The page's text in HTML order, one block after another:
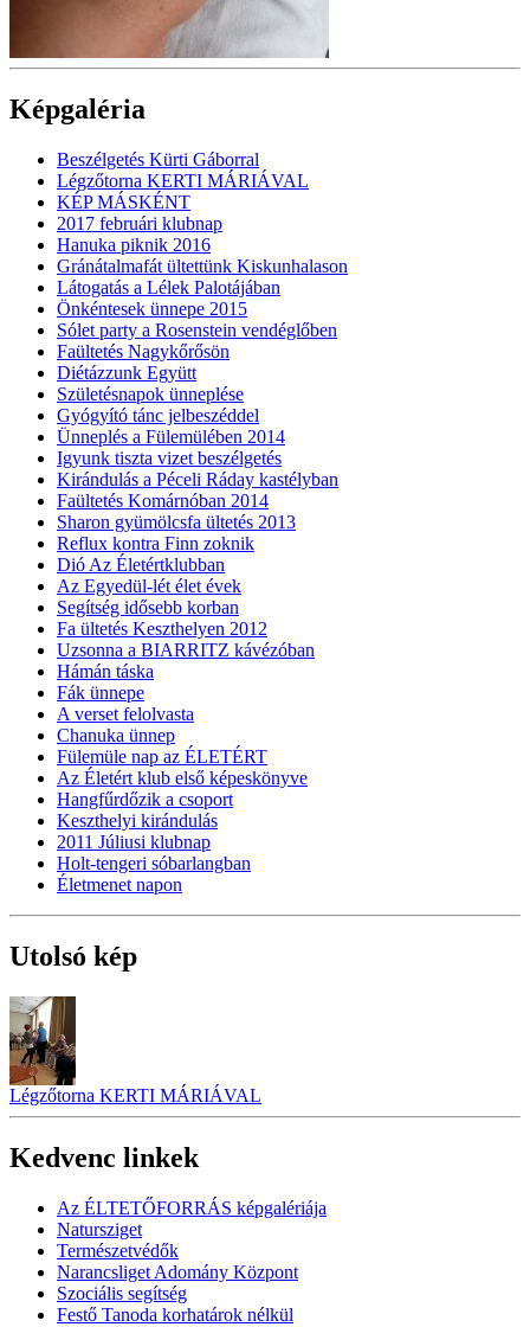
Képgaléria
Beszélgetés Kürti Gáborral
Légzőtorna KERTI MÁRIÁVAL
KÉP MÁSKÉNT
2017 februári klubnap
Hanuka piknik 2016
Gránátalmafát ültettünk Kiskunhalason
Látogatás a Lélek Palotájában
Önkéntesek ünnepe 2015
Sólet party a Rosenstein vendéglőben
Faültetés Nagykőrősön
Diétázzunk Együtt
Születésnapok ünneplése
Gyógyító tánc jelbeszéddel
Ünneplés a Fülemülében 2014
Igyunk tiszta vizet beszélgetés
Kirándulás a Péceli Ráday kastélyban
Faültetés Komárnóban 2014
Sharon gyümölcsfa ültetés 2013
Reflux kontra Finn zoknik
Dió Az Életértklubban
Az Egyedül-lét élet évek
Segítség idősebb korban
Fa ültetés Keszthelyen 2012
Uzsonna a BIARRITZ kávézóban
Hámán táska
Fák ünnepe
A verset felolvasta
Chanuka ünnep
Fülemüle nap az ÉLETÉRT
Az Életért klub első képeskönyve
Hangfűrdőzik a csoport
Keszthelyi kirándulás
2011 Júliusi klubnap
Holt-tengeri sóbarlangban
Életmenet napon
Utolsó kép
Légzőtorna KERTI MÁRIÁVAL
Kedvenc linkek
Az ÉLTETŐFORRÁS képgalériája
Natursziget
Természetvédők
Narancsliget Adomány Központ
Szociális segítség
Festő Tanoda korhatárok nélkül